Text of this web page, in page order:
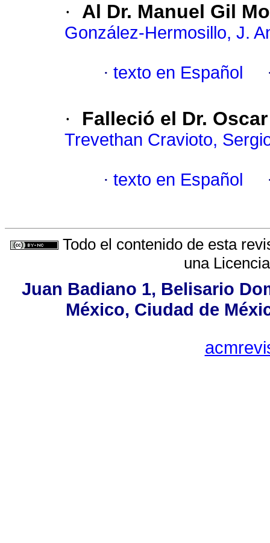
· Al Dr. Manuel Gil
González-Hermosillo, J.
· texto en Español
· Falleció el Dr.
Trevethan Cravioto,
· texto en Español
Todo el contenido de esta
una
Juan Badiano 1, Belisario
México, Ciudad de